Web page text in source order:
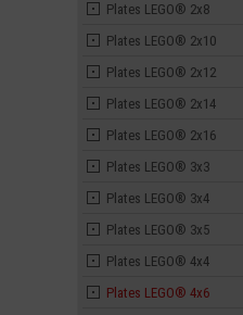
Plates LEGO® 2x8
Plates LEGO® 2x10
Plates LEGO® 2x12
Plates LEGO® 2x14
Plates LEGO® 2x16
Plates LEGO® 3x3
Plates LEGO® 3x4
Plates LEGO® 3x5
Plates LEGO® 4x4
Plates LEGO® 4x6